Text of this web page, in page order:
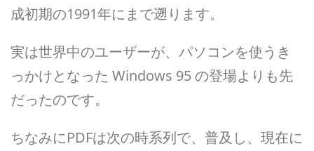
成初期の1991年にまで遡ります。
実は世界中のユーザーが、パソコンを使うき
っかけとなった Windows 95 の登場よりも先
だったのです。
ちなみにPDFは次の時系列で、普及し、現在に